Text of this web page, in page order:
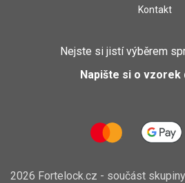
Kontakt
Nejste si jistí výběrem
Napište si o vzorek
2026 Fortelock.cz - součást skupiny